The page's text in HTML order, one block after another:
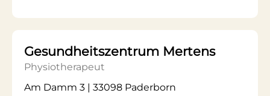
Gesundheitszentrum Mertens
Physiotherapeut
Am Damm 3 | 33098 Paderborn